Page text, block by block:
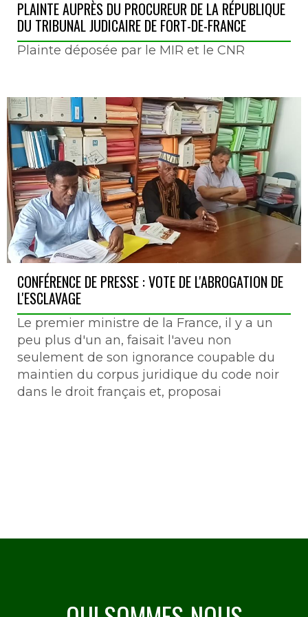
PLAINTE AUPRÈS DU PROCUREUR DE LA RÉPUBLIQUE
DU TRIBUNAL JUDICAIRE DE FORT-DE-FRANCE
Plainte déposée par le MIR et le CNR
CONFÉRENCE DE PRESSE : VOTE DE L'ABROGATION DE
L'ESCLAVAGE
Le premier ministre de la France, il y a un
peu plus d'un an, faisait l'aveu non
seulement de son ignorance coupable du
maintien du corpus juridique du code noir
dans le droit français et, proposai